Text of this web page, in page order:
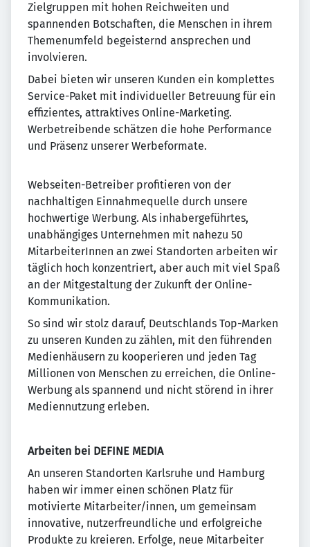
Zielgruppen mit hohen Reichweiten und
spannenden Botschaften, die Menschen in ihrem
Themenumfeld begeisternd ansprechen und
involvieren.
Dabei bieten wir unseren Kunden ein komplettes
Service-Paket mit individueller Betreuung für ein
effizientes, attraktives Online-Marketing.
Werbetreibende schätzen die hohe Performance
und Präsenz unserer Werbeformate.
Webseiten-Betreiber profitieren von der
nachhaltigen Einnahmequelle durch unsere
hochwertige Werbung. Als inhabergeführtes,
unabhängiges Unternehmen mit nahezu 50
MitarbeiterInnen an zwei Standorten arbeiten wir
täglich hoch konzentriert, aber auch mit viel Spaß
an der Mitgestaltung der Zukunft der Online-
Kommunikation.
So sind wir stolz darauf, Deutschlands Top-Marken
zu unseren Kunden zu zählen, mit den führenden
Medienhäusern zu kooperieren und jeden Tag
Millionen von Menschen zu erreichen, die Online-
Werbung als spannend und nicht störend in ihrer
Mediennutzung erleben.
Arbeiten bei DEFINE MEDIA
An unseren Standorten Karlsruhe und Hamburg
haben wir immer einen schönen Platz für
motivierte Mitarbeiter/innen, um gemeinsam
innovative, nutzerfreundliche und erfolgreiche
Produkte zu kreieren. Erfolge, neue Mitarbeiter